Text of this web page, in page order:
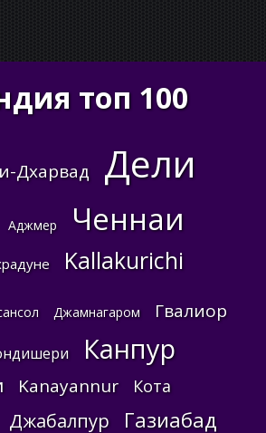
топ 100
Дхарвад Дели
Аджмер Ченнаи
Kallakurichi
Джамнагаром Гвалиор
Канпур
Kanayannur Кота
Джабалпур Газиабад